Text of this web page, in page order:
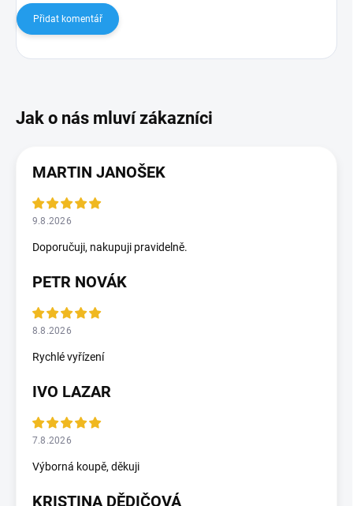
Přidat komentář
MARTIN JANOŠEK
9.8.2026
Doporučuji, nakupuji pravidelně.
PETR NOVÁK
8.8.2026
Rychlé vyřízení
IVO LAZAR
7.8.2026
Výborná koupě, děkuji
KRISTINA DĚDIČOVÁ